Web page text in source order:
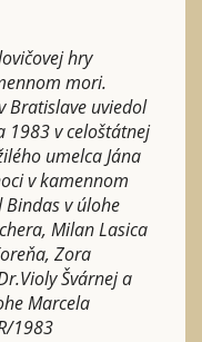
hry
mori.
Bratislave uviedol
1983 v celoštátnej
umelca Jána
v kamennom
v úlohe
Milan Lasica
Zora
Švárnej a
Marcela
1983